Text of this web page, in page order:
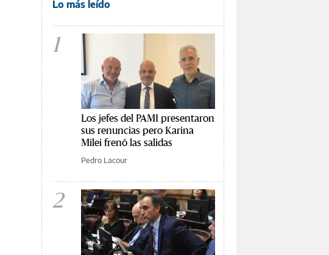
Lo más leído
1
Los jefes del PAMI presentaron
sus renuncias pero Karina
Milei frenó las salidas
Pedro Lacour
2